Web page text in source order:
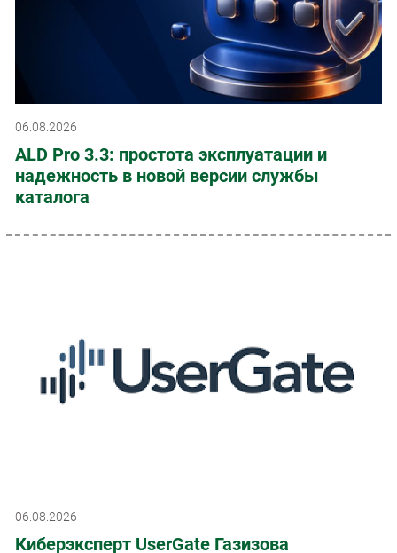
06.08.2026
ALD Pro 3.3: простота эксплуатации и
надежность в новой версии службы
каталога
06.08.2026
Киберэксперт UserGate Газизова